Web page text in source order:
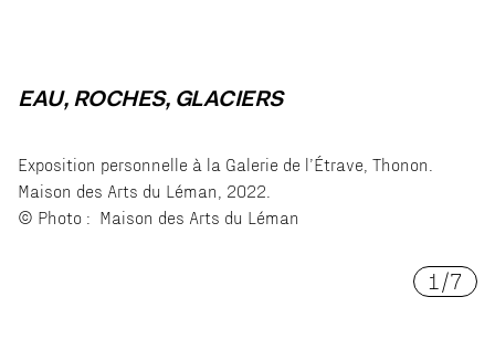
EAU, ROCHES, GLACIERS
Exposition personnelle à la Galerie de l’Étrave, Thonon.
Maison des Arts du Léman, 2022.
© Photo : Maison des Arts du Léman
1 /7